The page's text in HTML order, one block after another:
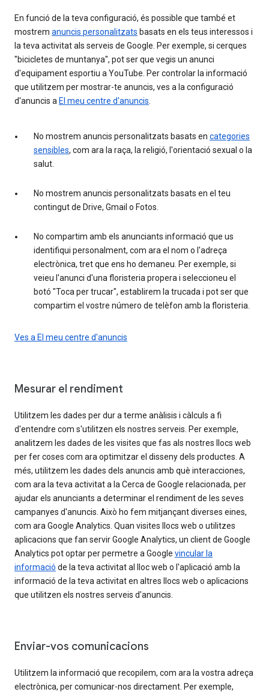
En funció de la teva configuració, és possible que també et
mostrem anuncis personalitzats basats en els teus interessos i
la teva activitat als serveis de Google. Per exemple, si cerques
"bicicletes de muntanya", pot ser que vegis un anunci
d'equipament esportiu a YouTube. Per controlar la informació
que utilitzem per mostrar-te anuncis, ves a la configuració
d'anuncis a El meu centre d'anuncis
No mostrem anuncis personalitzats basats en categories
sensibles, com ara la raça, la religió, l'orientació sexual o la
salut.
No mostrem anuncis personalitzats basats en el teu
contingut de Drive, Gmail o Fotos.
No compartim amb els anunciants informació que us
identifiqui personalment, com ara el nom o l'adreça
electrònica, tret que ens ho demaneu. Per exemple, si
veieu l'anunci d'una floristeria propera i seleccioneu el
botó "Toca per trucar", establirem la trucada i pot ser que
compartim el vostre número de telèfon amb la floristeria.
Ves a El meu centre d'anuncis
Mesurar el rendiment
Utilitzem les dades per dur a terme anàlisis i càlculs a fi
d'entendre com s'utilitzen els nostres serveis. Per exemple,
analitzem les dades de les visites que fas als nostres llocs web
per fer coses com ara optimitzar el disseny dels productes. A
més, utilitzem les dades dels anuncis amb què interacciones,
com ara la teva activitat a la Cerca de Google relacionada, per
ajudar els anunciants a determinar el rendiment de les seves
campanyes d'anuncis. Això ho fem mitjançant diverses eines,
com ara Google Analytics. Quan visites llocs web o utilitzes
aplicacions que fan servir Google Analytics, un client de Google
Analytics pot optar per permetre a Google vincular la
informació de la teva activitat al lloc web o l'aplicació amb la
informació de la teva activitat en altres llocs web o aplicacions
que utilitzen els nostres serveis d'anuncis.
Enviar-vos comunicacions
Utilitzem la informació que recopilem, com ara la vostra adreça
electrònica, per comunicar-nos directament. Per exemple,